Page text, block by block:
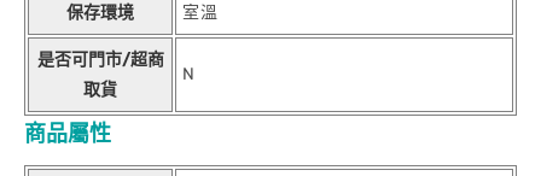
保存環境 室溫
是否可門市/超商
取貨
N
商品屬性